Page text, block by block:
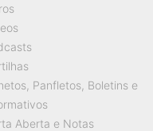
Panfletos, Boletins e
Aberta e Notas